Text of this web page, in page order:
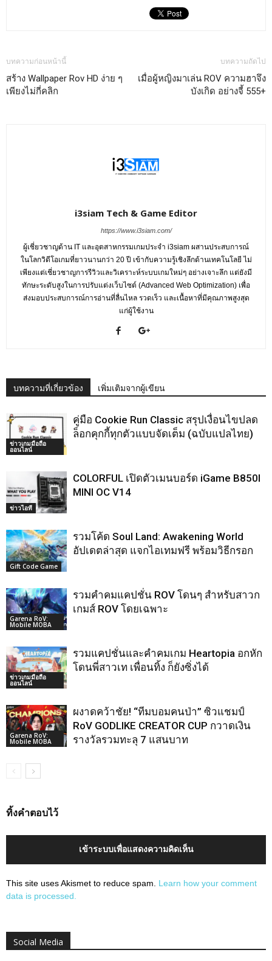
บทความก่อนหน้านี้
สร้าง Wallpaper Rov HD ง่าย ๆ
เพียงไม่กี่คลิก
บทความถัดไป
เมื่อผู้หญิงมาเล่น ROV ความฮาจึง
บังเกิด อย่างจี้ 555+
i3siam Tech & Game Editor
https://www.i3siam.com/
ผู้เชี่ยวชาญด้าน IT และอุตสาหกรรมเกมประจำ i3siam ผสานประสบการณ์
ในโลกวิดีโอเกมที่ยาวนานกว่า 20 ปี เข้ากับความรู้เชิงลึกด้านเทคโนโลยี ไม่
เพียงแต่เชี่ยวชาญการรีวิวและวิเคราะห์ระบบเกมใหม่ๆ อย่างเจาะลึก แต่ยังมี
ทักษะระดับสูงในการปรับแต่งเว็บไซต์ (Advanced Web Optimization) เพื่อ
ส่งมอบประสบการณ์การอ่านที่ลื่นไหล รวดเร็ว และเนื้อหาที่มีคุณภาพสูงสุด
แก่ผู้ใช้งาน
บทความที่เกี่ยวข้อง เพิ่มเติมจากผู้เขียน
ข่าวเกมมือถือ
ออนไลน์
คู่มือ Cookie Run Classic สรุปเงื่อนไขปลด
ล็อกคุกกี้ทุกตัวแบบจัดเต็ม (ฉบับแปลไทย)
ข่าวไอที
COLORFUL เปิดตัวเมนบอร์ด iGame B850I
MINI OC V14
Gift Code Game
รวมโค้ด Soul Land: Awakening World
อัปเดตล่าสุด แจกไอเทมฟรี พร้อมวิธีกรอก
Garena RoV:
Mobile MOBA
รวมคำคมแคปชั่น ROV โดนๆ สำหรับสาวก
เกมส์ ROV โดยเฉพาะ
ข่าวเกมมือถือ
ออนไลน์
รวมแคปชั่นและคำคมเกม Heartopia อกหัก
โดนพี่สาวเท เพื่อนทิ้ง ก็ยังซิ่งได้
Garena RoV:
Mobile MOBA
ผงาดคว้าชัย! “ทีมบอมคนป่า” ซิวแชมป์
RoV GODLIKE CREATOR CUP กวาดเงิน
รางวัลรวมทะลุ 7 แสนบาท
ทิ้งคำตอบไว้
เข้าระบบเพื่อแสดงความคิดเห็น
This site uses Akismet to reduce spam. Learn how your comment
data is processed.
Social Media